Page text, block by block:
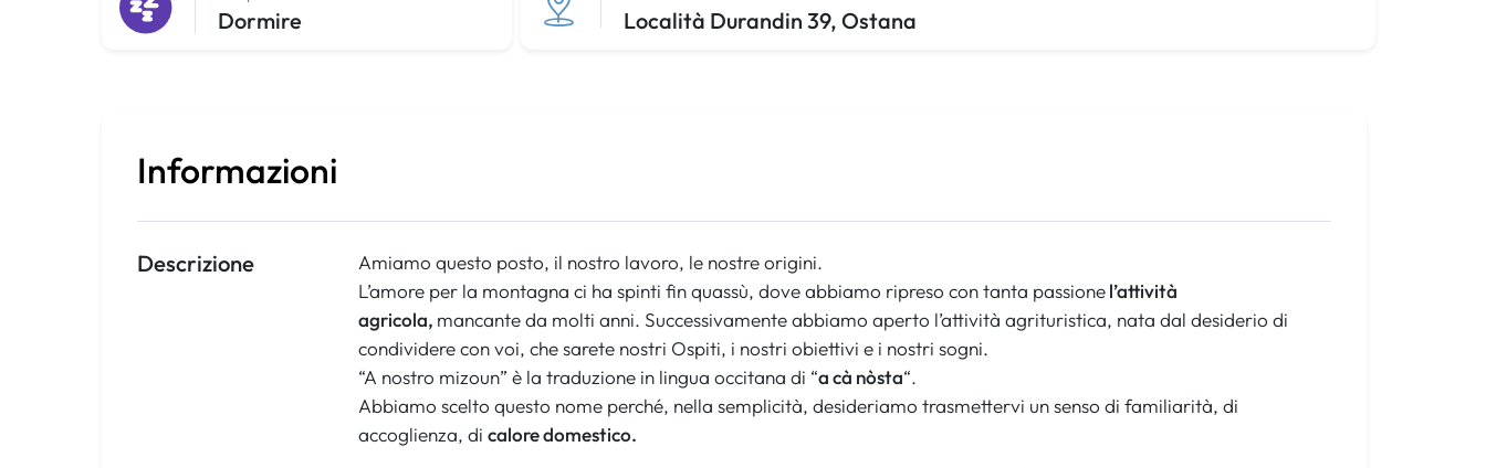
Dormire Località Durandin 39, Ostana
Informazioni
Descrizione
Amiamo questo posto, il nostro lavoro, le nostre origini.
L’amore per la montagna ci ha spinti fin quassù, dove abbiamo ripreso con tanta passionel’attività
agricola, mancante da molti anni. Successivamente abbiamo aperto l’attività agrituristica, nata dal desiderio di
condividere con voi, che sarete nostri Ospiti, i nostri obiettivi e i nostri sogni.
“A nostro mizoun” è la traduzione in lingua occitana di “a cà nòsta“.
Abbiamo scelto questo nome perché, nella semplicità, desideriamo trasmettervi un senso di familiarità, di
accoglienza, di calore domestico.